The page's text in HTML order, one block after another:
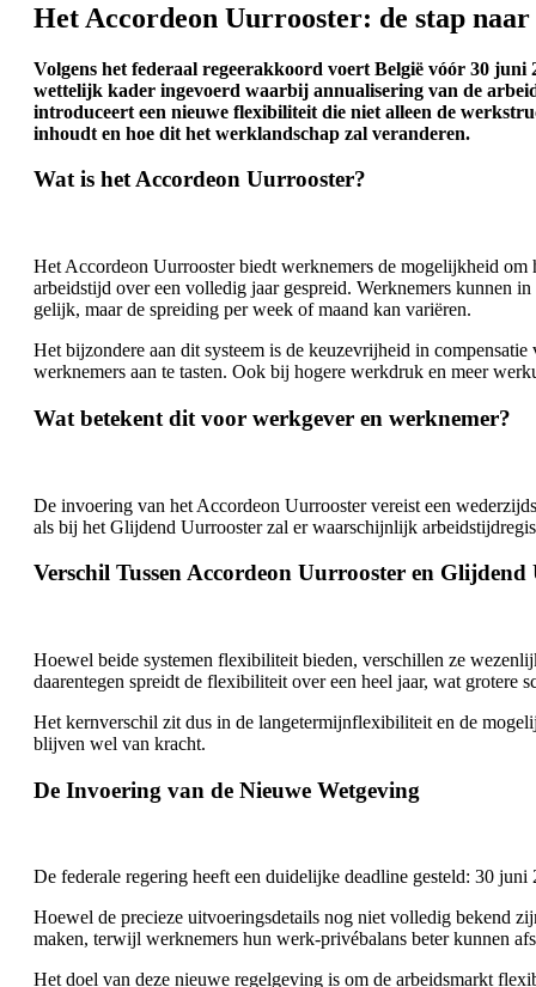
Het Accordeon Uurrooster: de stap
Volgens het federaal regeerakkoord voert België vóór 30
wettelijk kader ingevoerd waarbij annualisering van de
introduceert een nieuwe flexibiliteit die niet alleen de
inhoudt en hoe dit het werklandschap zal veranderen.
Wat is het Accordeon Uurrooster?
Het Accordeon Uurrooster biedt werknemers de mogelijkheid
arbeidstijd over een volledig jaar gespreid. Werknemers kunnen
gelijk, maar de spreiding per week of maand kan variëren.
Het bijzondere aan dit systeem is de keuzevrijheid in
werknemers aan te tasten. Ook bij hogere werkdruk en meer
Wat betekent dit voor werkgever en werknemer?
De invoering van het Accordeon Uurrooster vereist een
als bij het Glijdend Uurrooster zal er waarschijnlijk
Verschil Tussen Accordeon Uurrooster en
Hoewel beide systemen flexibiliteit bieden, verschillen ze
daarentegen spreidt de flexibiliteit over een heel jaar, wat grotere
Het kernverschil zit dus in de langetermijnflexibiliteit en de
blijven wel van kracht.
De Invoering van de Nieuwe Wetgeving
De federale regering heeft een duidelijke deadline gesteld: 30
Hoewel de precieze uitvoeringsdetails nog niet volledig bekend
maken, terwijl werknemers hun werk-privébalans beter kunnen
Het doel van deze nieuwe regelgeving is om de arbeidsmarkt